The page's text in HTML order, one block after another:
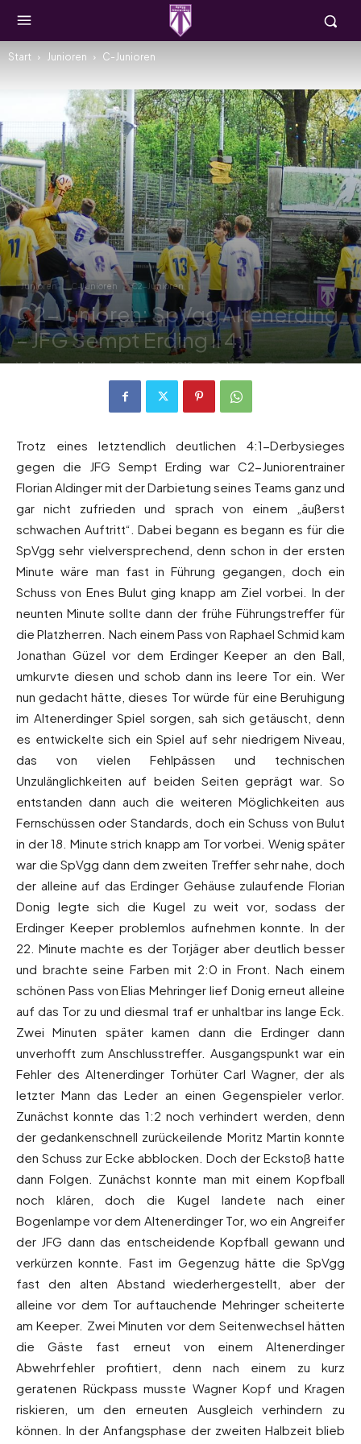
Start Junioren C-Junioren
Junioren C-Junioren C2-Junioren
C2-Junioren: SpVgg Altenerding
– JFG Sempt Erding II 4:1
Von Andreas Heilmaier - 27. April 2019 1379 0
Trotz eines letztendlich deutlichen 4:1-Derbysieges
gegen die JFG Sempt Erding war C2-Juniorentrainer
Florian Aldinger mit der Darbietung seines Teams ganz und
gar nicht zufrieden und sprach von einem „äußerst
schwachen Auftritt“. Dabei begann es begann es für die
SpVgg sehr vielversprechend, denn schon in der ersten
Minute wäre man fast in Führung gegangen, doch ein
Schuss von Enes Bulut ging knapp am Ziel vorbei. In der
neunten Minute sollte dann der frühe Führungstreffer für
die Platzherren. Nach einem Pass von Raphael Schmid kam
Jonathan Güzel vor dem Erdinger Keeper an den Ball,
umkurvte diesen und schob dann ins leere Tor ein. Wer
nun gedacht hätte, dieses Tor würde für eine Beruhigung
im Altenerdinger Spiel sorgen, sah sich getäuscht, denn
es entwickelte sich ein Spiel auf sehr niedrigem Niveau,
das von vielen Fehlpässen und technischen
Unzulänglichkeiten auf beiden Seiten geprägt war. So
entstanden dann auch die weiteren Möglichkeiten aus
Fernschüssen oder Standards, doch ein Schuss von Bulut
in der 18. Minute strich knapp am Tor vorbei. Wenig später
war die SpVgg dann dem zweiten Treffer sehr nahe, doch
der alleine auf das Erdinger Gehäuse zulaufende Florian
Donig legte sich die Kugel zu weit vor, sodass der
Erdinger Keeper problemlos aufnehmen konnte. In der
22. Minute machte es der Torjäger aber deutlich besser
und brachte seine Farben mit 2:0 in Front. Nach einem
schönen Pass von Elias Mehringer lief Donig erneut alleine
auf das Tor zu und diesmal traf er unhaltbar ins lange Eck.
Zwei Minuten später kamen dann die Erdinger dann
unverhofft zum Anschlusstreffer. Ausgangspunkt war ein
Fehler des Altenerdinger Torhüter Carl Wagner, der als
letzter Mann das Leder an einen Gegenspieler verlor.
Zunächst konnte das 1:2 noch verhindert werden, denn
der gedankenschnell zurückeilende Moritz Martin konnte
den Schuss zur Ecke abblocken. Doch der Eckstoß hatte
dann Folgen. Zunächst konnte man mit einem Kopfball
noch klären, doch die Kugel landete nach einer
Bogenlampe vor dem Altenerdinger Tor, wo ein Angreifer
der JFG dann das entscheidende Kopfball gewann und
verkürzen konnte. Fast im Gegenzug hätte die SpVgg
fast den alten Abstand wiederhergestellt, aber der
alleine vor dem Tor auftauchende Mehringer scheiterte
am Keeper. Zwei Minuten vor dem Seitenwechsel hätten
die Gäste fast erneut von einem Altenerdinger
Abwehrfehler profitiert, denn nach einem zu kurz
geratenen Rückpass musste Wagner Kopf und Kragen
riskieren, um den erneuten Ausgleich verhindern zu
können. In der Anfangsphase der zweiten Halbzeit blieb